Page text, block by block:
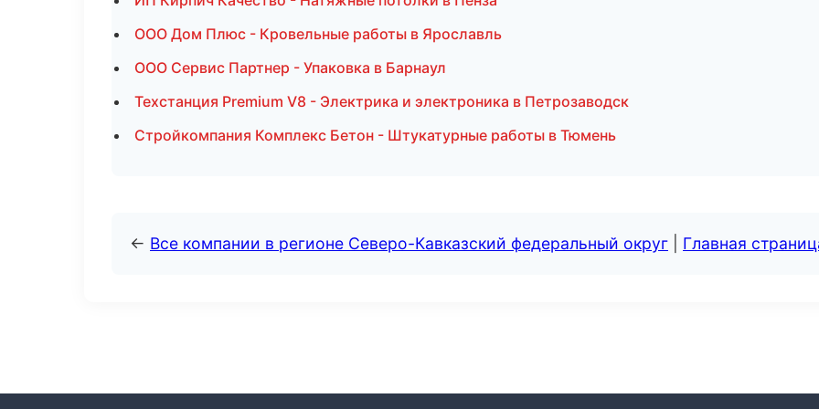
ООО Дом Плюс - Кровельные работы в Ярославль
ООО Сервис Партнер - Упаковка в Барнаул
Техстанция Premium V8 - Электрика и электроника в Петрозаводск
Стройкомпания Комплекс Бетон - Штукатурные работы в Тюмень
← Все компании в регионе Северо-Кавказский федеральный округ Главная